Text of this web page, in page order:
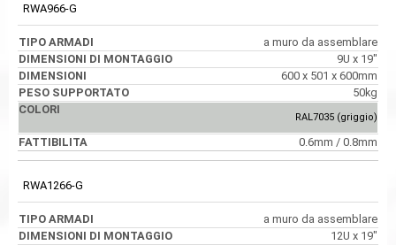
RWA966-G
a muro da assemblare
9U x 19"
600 x 501 x 600mm
50kg
RAL7035 (griggio)
0.6mm / 0.8mm
RWA1266-G
a muro da assemblare
12U x 19"